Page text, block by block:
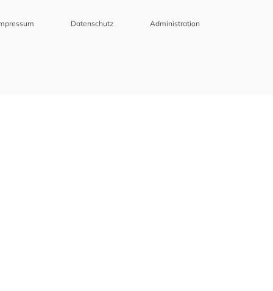
Datenschutz Administration